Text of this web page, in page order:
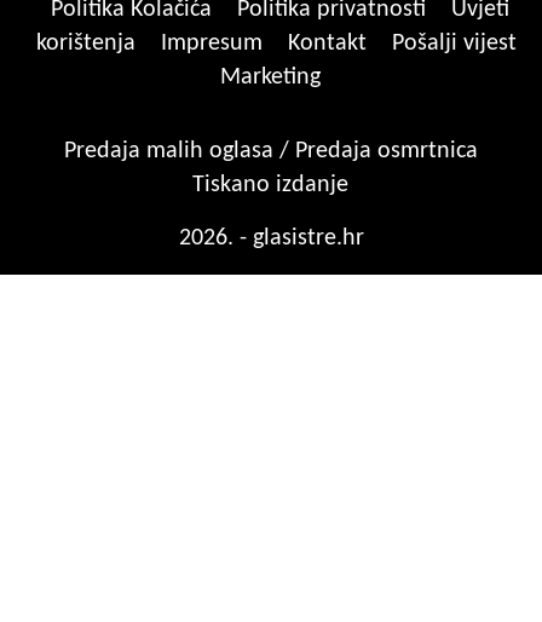
Politika Kolačića Politika privatnosti
Uvjeti
korištenja
Impresum Kontakt
Pošalji vijest
Marketing
Predaja malih oglasa / Predaja osmrtnica
Tiskano izdanje
2026. - glasistre.hr